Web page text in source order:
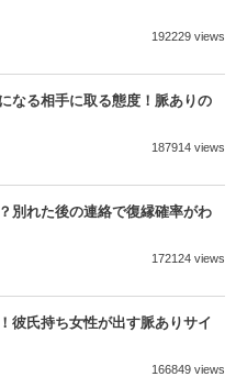
192229 views
なる相手に取る態度！脈ありの
187914 views
別れた後の連絡で復縁確率がわ
172124 views
彼氏持ち女性が出す脈ありサイ
166849 views